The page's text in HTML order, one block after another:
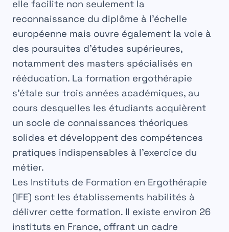
elle facilite non seulement la
reconnaissance du diplôme à l’échelle
européenne mais ouvre également la voie à
des poursuites d’études supérieures,
notamment des masters spécialisés en
rééducation. La formation ergothérapie
s’étale sur trois années académiques, au
cours desquelles les étudiants acquièrent
un socle de connaissances théoriques
solides et développent des compétences
pratiques indispensables à l’exercice du
métier.
Les Instituts de Formation en Ergothérapie
(IFE) sont les établissements habilités à
délivrer cette formation. Il existe environ 26
instituts en France, offrant un cadre